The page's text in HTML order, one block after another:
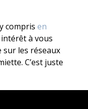
compris en
à vous
sur les réseaux
C’est juste